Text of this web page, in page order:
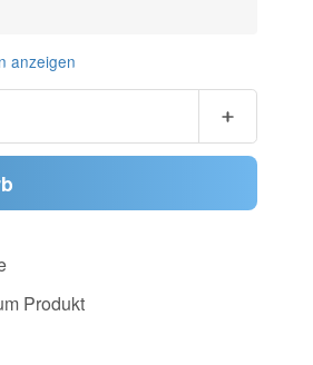
anzeigen
Produkt